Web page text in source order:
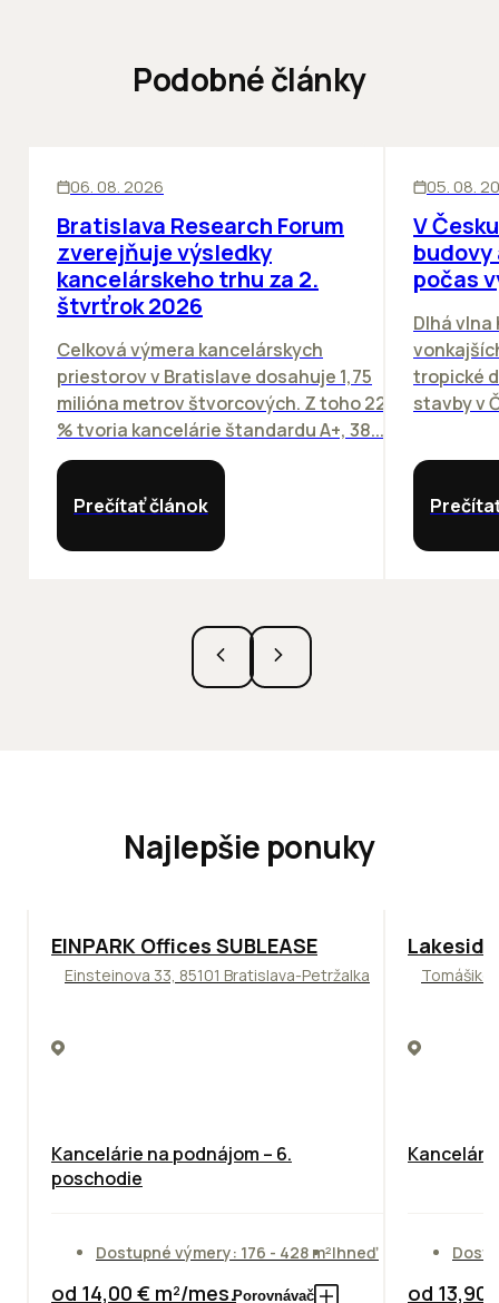
Podobné články
06. 08. 2026
Bratislava Research Forum
zverejňuje výsledky
kancelárskeho trhu za 2.
štvrťrok 2026
Celková výmera kancelárskych
priestorov v Bratislave dosahuje 1,75
milióna metrov štvorcových. Z toho 22
% tvoria kancelárie štandardu A+, 38...
Prečítať článok
05. 08.
V
počas
Dlhá
tropické
stavby v
Najlepšie ponuky
TOP ODPORÚČAME
EINPARK Offices SUBLEASE
Einsteinova 33, 85101 Bratislava-Petržalka
Kancelárie na podnájom – 6.
poschodie
Dostupné výmery: 176 - 428 m²Ihneď
od 14,00 € m²/mes.Porovnávač od 13,90